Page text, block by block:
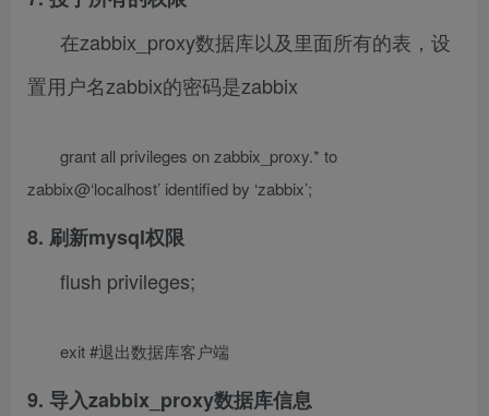
在zabbix_proxy数据库以及里面所有的表，设
置用户名zabbix的密码是zabbix
grant all privileges on zabbix_proxy.* to
zabbix@‘localhost’ identified by ‘zabbix’;
8. 刷新mysql权限
flush privileges;
exit #退出数据库客户端
9. 导入zabbix_proxy数据库信息